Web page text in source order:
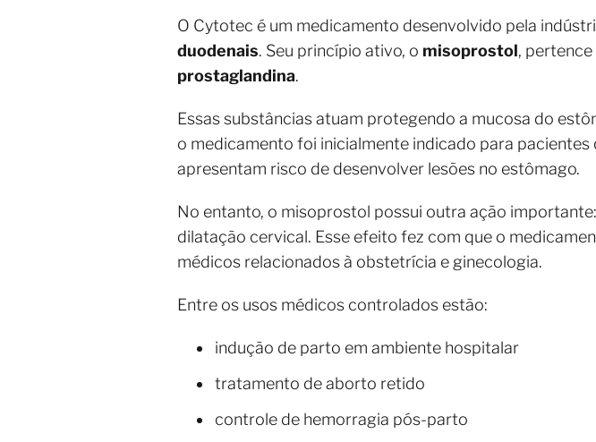
O Cytotec é um medicamento desenvolvido pela
duodenais. Seu princípio ativo, o misoprostol,
prostaglandina.
Essas substâncias atuam protegendo a mucosa do
o medicamento foi inicialmente indicado para
apresentam risco de desenvolver lesões no estômago.
No entanto, o misoprostol possui outra ação
dilatação cervical. Esse efeito fez com que o
médicos relacionados à obstetrícia e ginecologia.
Entre os usos médicos controlados estão:
indução de parto em ambiente hospitalar
tratamento de aborto retido
controle de hemorragia pós-parto